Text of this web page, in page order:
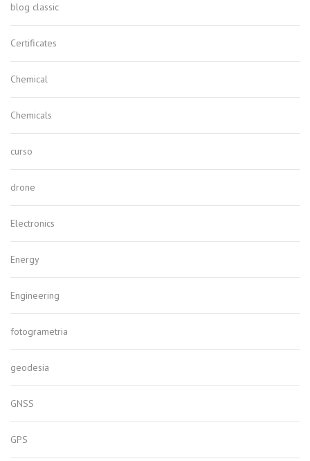
blog classic
Certificates
Chemical
Chemicals
curso
drone
Electronics
Energy
Engineering
fotogrametria
geodesia
GNSS
GPS